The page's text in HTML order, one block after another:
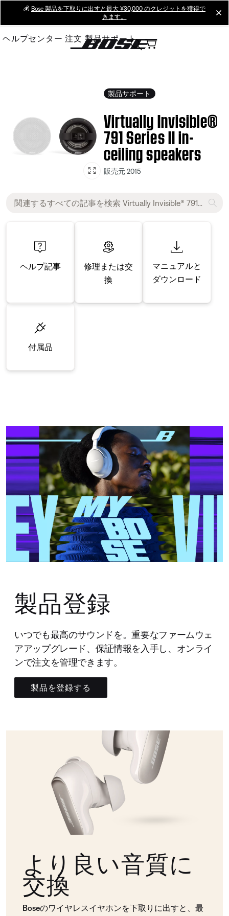
Main
💰 Bose 製品を下取りに出すと最大 ¥30,000 のクレジットを獲得で
きます。
ヘルプセンター 注文 製品サポート
製品サポート
Virtually Invisible®
791 Series II in-
ceiling speakers
販売元 2015
ヘルプ記事
修理または交
換
マニュアルと
ダウンロード
付属品
製品登録
いつでも最高のサウンドを。重要なファームウェ
アアップグレード、保証情報を入手し、オンライ
ンで注文を管理できます。
製品を登録する
より良い音質に
交換
Boseのワイヤレスイヤホンを下取りに出すと、最